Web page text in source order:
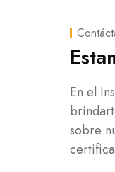
En el
sobre